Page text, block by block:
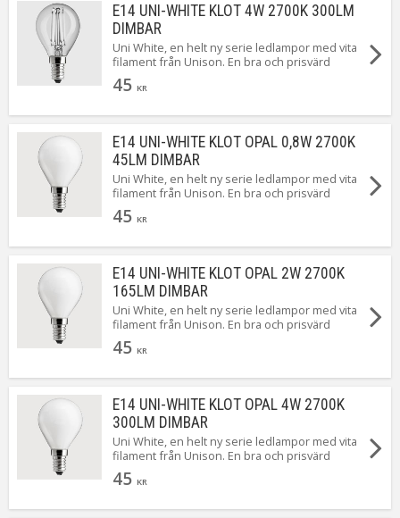
E14 UNI-WHITE KLOT 4W 2700K 300LM
DIMBAR
Uni White, en helt ny serie ledlampor med vita
filament från Unison. En bra och prisvärd
standard LED från Unison som dessutom är
dimbar.
45 KR
E14 UNI-WHITE KLOT OPAL 0,8W 2700K
45LM DIMBAR
Uni White, en helt ny serie ledlampor med vita
filament från Unison. En bra och prisvärd
standard LED från Unison som dessutom är
dimbar.
45 KR
E14 UNI-WHITE KLOT OPAL 2W 2700K
165LM DIMBAR
Uni White, en helt ny serie ledlampor med vita
filament från Unison. En bra och prisvärd
standard LED från Unison som dessutom är
dimbar.
45 KR
E14 UNI-WHITE KLOT OPAL 4W 2700K
300LM DIMBAR
Uni White, en helt ny serie ledlampor med vita
filament från Unison. En bra och prisvärd
standard LED från Unison som dessutom är
dimbar.
45 KR